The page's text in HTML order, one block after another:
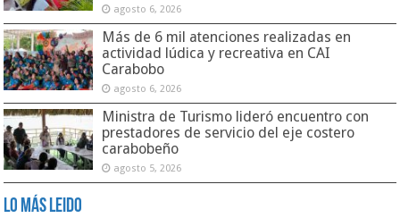
agosto 6, 2026
Más de 6 mil atenciones realizadas en
actividad lúdica y recreativa en CAI
Carabobo
agosto 6, 2026
Ministra de Turismo lideró encuentro con
prestadores de servicio del eje costero
carabobeño
agosto 5, 2026
Lo Más Leido